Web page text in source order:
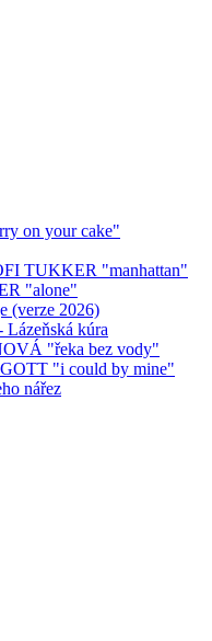
on your cake"
TUKKER "manhattan"
"alone"
(verze 2026)
kúra
"řeka bez vody"
"i could by mine"
nářez